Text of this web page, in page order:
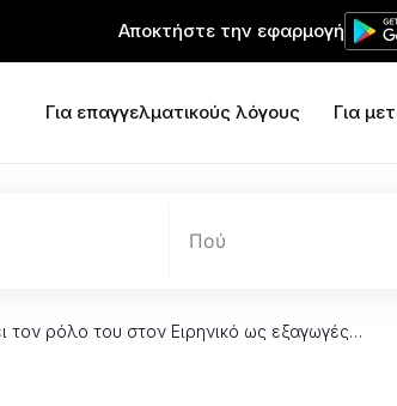
Αποκτήστε την εφαρμογή
Για επαγγελματικούς λόγους Για
Πού
τον ρόλο του στον Ειρηνικό ως εξαγωγές…